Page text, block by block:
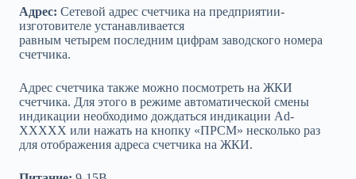
Адрес: Сетевой адрес счетчика на предприятии-
изготовителе устанавливается
равным четырем последним цифрам заводского номера
счетчика.
Адрес счетчика также можно посмотреть на ЖКИ
счетчика. Для этого в режиме автоматической смены
индикации необходимо дождаться индикации Ad-
XXXXX или нажать на кнопку «ПРСМ» несколько раз
для отображения адреса счетчика на ЖКИ.